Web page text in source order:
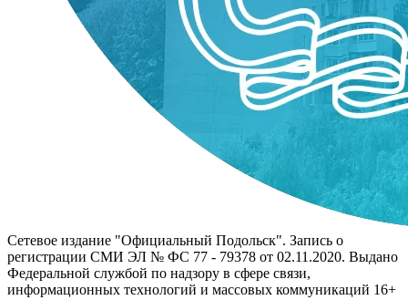
Сетевое издание "Официальный Подольск". Запись о
регистрации СМИ ЭЛ № ФС 77 - 79378 от 02.11.2020. Выдано
Федеральной службой по надзору в сфере связи,
информационных технологий и массовых коммуникаций 16+